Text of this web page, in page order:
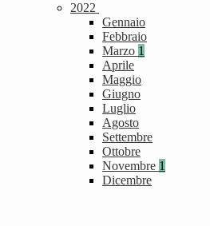
2022
Gennaio
Febbraio
Marzo 1
Aprile
Maggio
Giugno
Luglio
Agosto
Settembre
Ottobre
Novembre 1
Dicembre